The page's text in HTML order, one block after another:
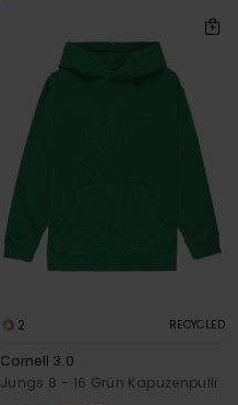
2 RECYCLED
Cornell 3.0
Jungs 8 - 16 Grün Kapuzenpulli